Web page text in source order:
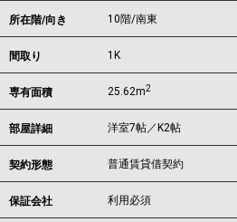
所在階/向き 10階/南東
間取り 1K
専有面積 25.62m2
部屋詳細 洋室7帖／K2帖
契約形態 普通賃貸借契約
保証会社 利用必須